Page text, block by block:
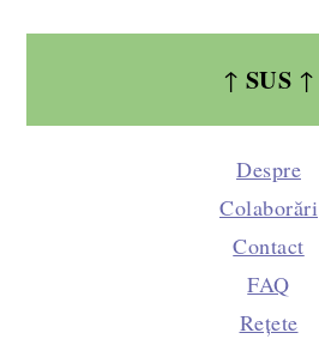
↑ SUS ↑
Despre
Colaborări
Contact
FAQ
Rețete